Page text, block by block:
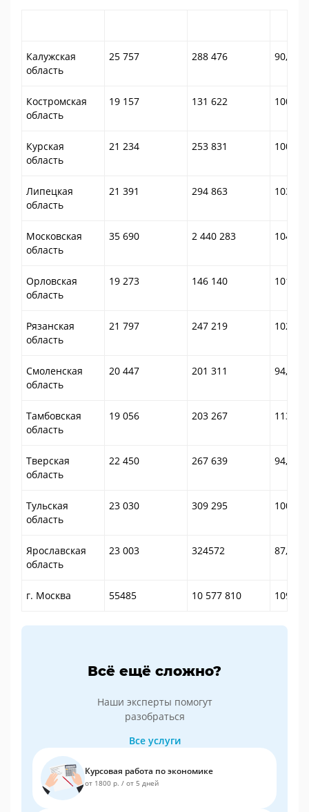
Калужская
область
25 757 288 476 90,2
Костромская
область
19 157 131 622 100,2
Курская
область
21 234 253 831 100,1
Липецкая
область
21 391 294 863 103,5
Московская
область
35 690 2 440 283 104,6
Орловская
область
19 273 146 140 101,1
Рязанская
область
21 797 247 219 102,5
Смоленская
область
20 447 201 311 94,9
Тамбовская
область
19 056 203 267 113,5
Тверская
область
22 450 267 639 94,4
Тульская
область
23 030 309 295 100,3
Ярославская
область
23 003 324572 87,0
г. Москва 55485 10 577 810 109,2
Всё ещё сложно?
Наши эксперты помогут
разобраться
Все услуги
Курсовая работа по экономике
от 1800 р. / от 5 дней